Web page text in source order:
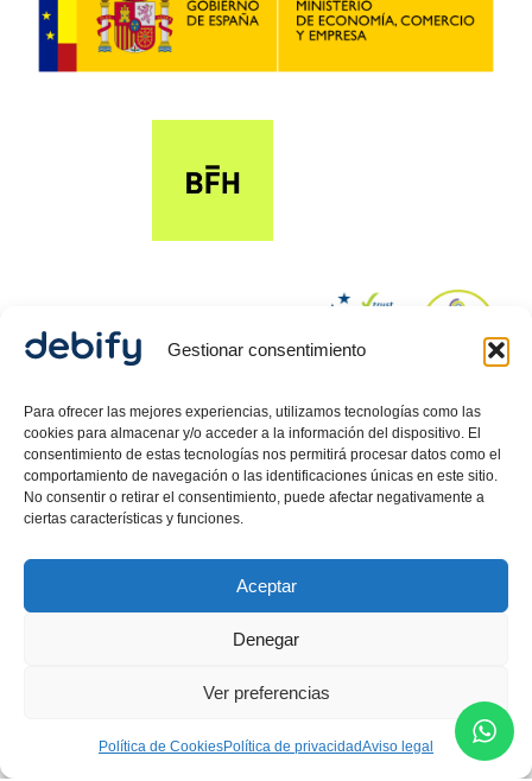
Gestionar consentimiento
Para ofrecer las mejores experiencias, utilizamos tecnologías como las
cookies para almacenar y/o acceder a la información del dispositivo. El
consentimiento de estas tecnologías nos permitirá procesar datos como el
comportamiento de navegación o las identificaciones únicas en este sitio.
No consentir o retirar el consentimiento, puede afectar negativamente a
ciertas características y funciones.
Aceptar
Denegar
Ver preferencias
Política de CookiesPolítica de privacidadAviso legal
© 2024 Debify – Derechos reservados.
Política de Privacidad
Aviso Legal
Política de cookies
Mercantil de Barcelona, Hoja 557512, Tomo 47626,
Carlos Guerrero
Ministerio de Justicia.